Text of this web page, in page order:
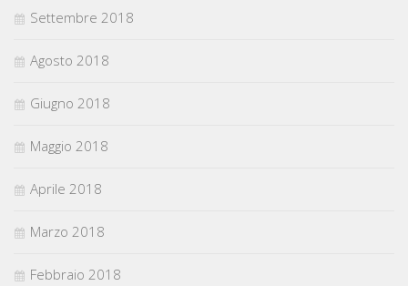
Settembre 2018
Agosto 2018
Giugno 2018
Maggio 2018
Aprile 2018
Marzo 2018
Febbraio 2018